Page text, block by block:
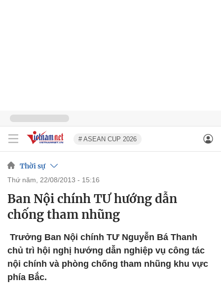
# ASEAN CUP 2026
Thời sự
thứ năm, 22/08/2013 - 15:16
Ban Nội chính TƯ hướng dẫn
chống tham nhũng
Trưởng Ban Nội chính TƯ Nguyễn Bá Thanh
chủ trì hội nghị hướng dẫn nghiệp vụ công tác
nội chính và phòng chống tham nhũng khu vực
phía Bắc.